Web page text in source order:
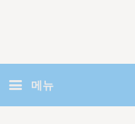
메뉴